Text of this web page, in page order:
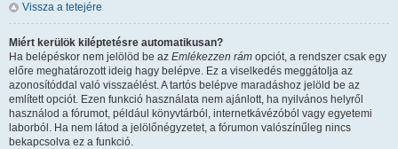
Vissza a tetejére
Miért kerülök kiléptetésre automatikusan?
Ha belépéskor nem jelölöd be az Emlékezzen rám opciót, a rendszer csak egy
előre meghatározott ideig hagy belépve. Ez a viselkedés meggátolja az
azonosítóddal való visszaélést. A tartós belépve maradáshoz jelöld be az
említett opciót. Ezen funkció használata nem ajánlott, ha nyilvános helyről
használod a fórumot, például könyvtárból, internetkávézóból vagy egyetemi
laborból. Ha nem látod a jelölőnégyzetet, a fórumon valószínűleg nincs
bekapcsolva ez a funkció.